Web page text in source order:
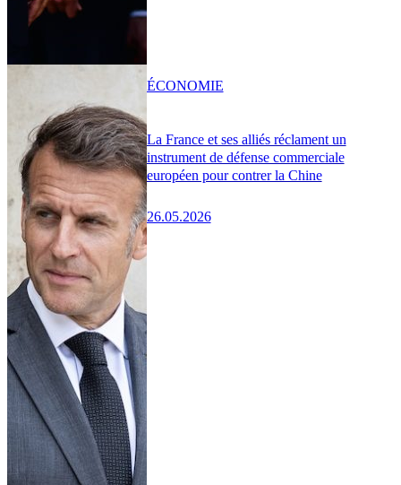
La France et ses alliés réclament un
instrument de défense commerciale
européen pour contrer la Chine
26.05.2026
ÉCONOMIE